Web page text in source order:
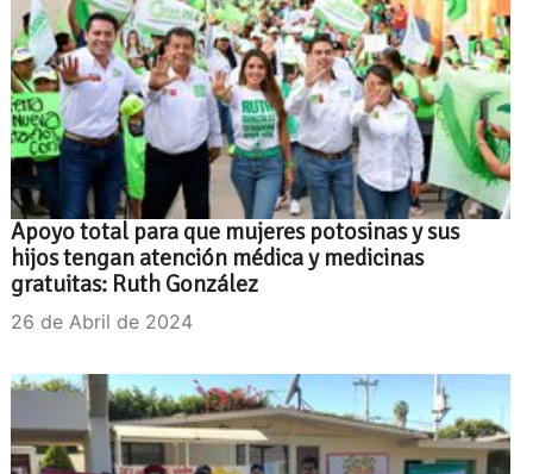
Apoyo total para que mujeres potosinas y sus
hijos tengan atención médica y medicinas
gratuitas: Ruth González
26 de Abril de 2024